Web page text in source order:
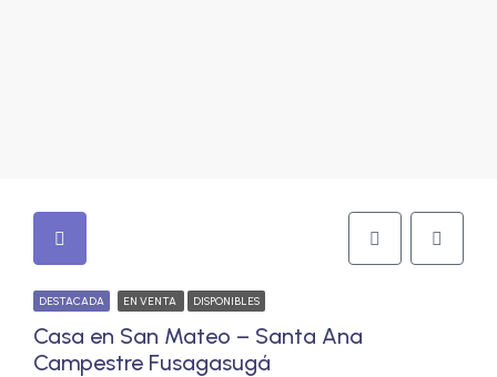
DESTACADA EN VENTA DISPONIBLES
Casa en San Mateo – Santa Ana
Campestre Fusagasugá